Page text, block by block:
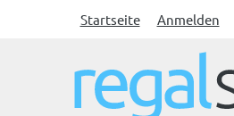
Startseite Anmelden